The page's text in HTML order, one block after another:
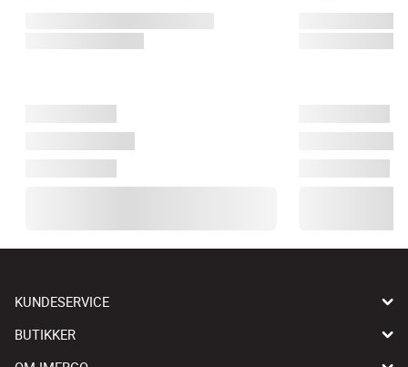
KUNDESERVICE
BUTIKKER